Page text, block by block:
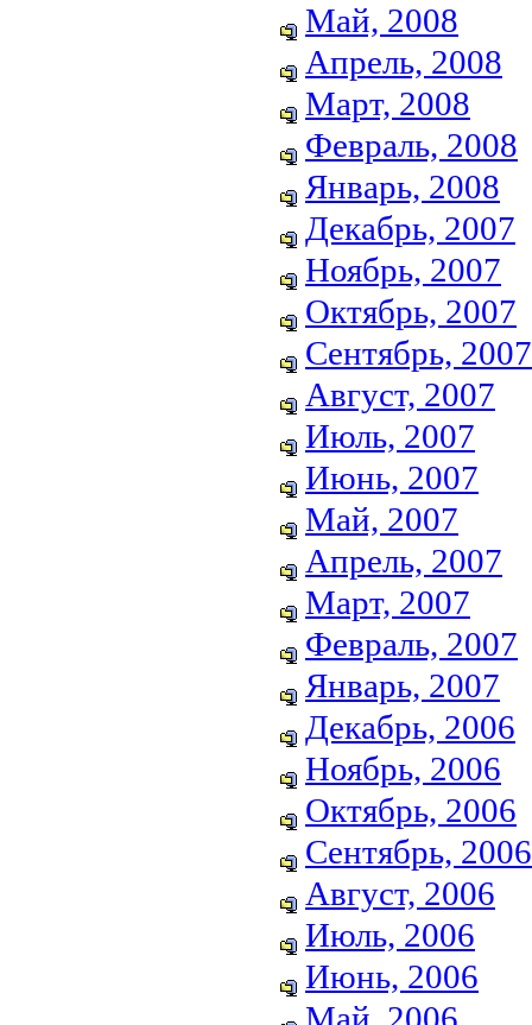
Май, 2008
Апрель, 2008
Март, 2008
Февраль, 2008
Январь, 2008
Декабрь, 2007
Ноябрь, 2007
Октябрь, 2007
Сентябрь, 2007
Август, 2007
Июль, 2007
Июнь, 2007
Май, 2007
Апрель, 2007
Март, 2007
Февраль, 2007
Январь, 2007
Декабрь, 2006
Ноябрь, 2006
Октябрь, 2006
Сентябрь, 2006
Август, 2006
Июль, 2006
Июнь, 2006